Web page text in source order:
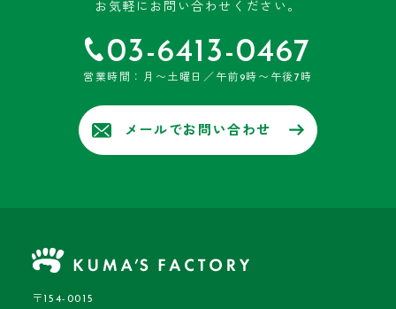
お気軽にお問い合わせください。
03-6413-0467
営業時間：月〜土曜日／午前9時〜午後7時
メールでお問い合わせ
〒154-0015